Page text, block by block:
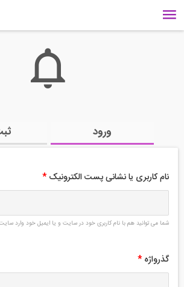
ورود
نام کاربری یا نشانی پست الکترونیک *
شما می توانید هم با نام کاربری خود در سایت و یا ایمیل خود وارد
گذرواژه *